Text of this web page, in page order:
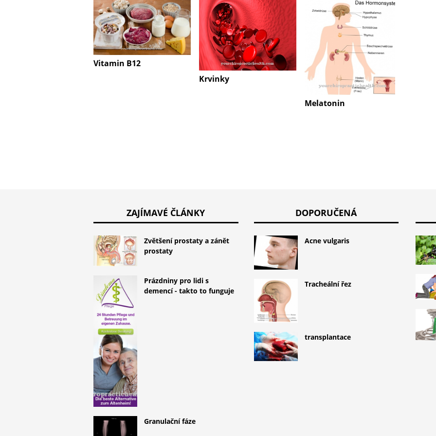
Vitamin B12
Krvinky
Melatonin
ZAJÍMAVÉ ČLÁNKY
Zvětšení prostaty a zánět
prostaty
Prázdniny pro lidi s
demencí - takto to funguje
Granulační fáze
DOPORUČENÁ
Acne vulgaris
Tracheální řez
transplantace